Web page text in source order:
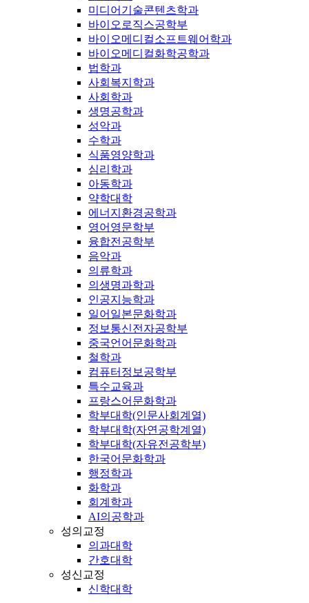
미디어기술콘텐츠학과
바이오로직스공학부
바이오메디컬소프트웨어학과
바이오메디컬화학공학과
법학과
사회복지학과
사회학과
생명공학과
성악과
수학과
식품영양학과
심리학과
아동학과
약학대학
에너지환경공학과
영어영문학부
융합전공학부
음악과
의류학과
의생명과학과
인공지능학과
일어일본문화학과
정보통신전자공학부
중국언어문화학과
철학과
컴퓨터정보공학부
특수교육과
프랑스어문화학과
학부대학(인문사회계열)
학부대학(자연공학계열)
학부대학(자유전공학부)
한국어문화학과
행정학과
화학과
회계학과
AI의공학과
성의교정
의과대학
간호대학
성신교정
신학대학